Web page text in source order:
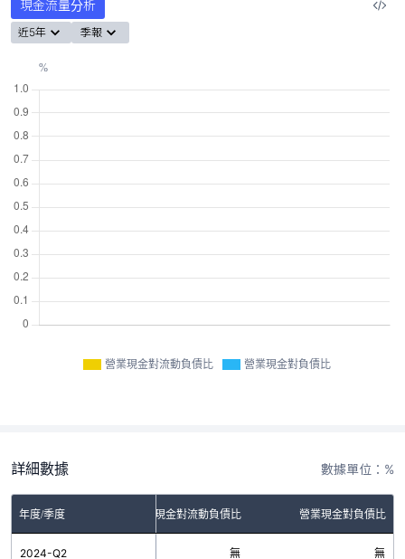
現金流量分析
近5年 季報
營業現金對流動負債比 營業現金對負債比
詳細數據 數據單位：%
年度/季度 營業現金對流動負債比 營業現金對負債比
2024-Q2 無 無